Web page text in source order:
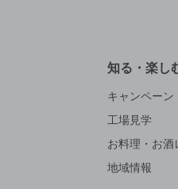
知る・楽し
キャンペーン
工場見学
お料理・お酒
地域情報